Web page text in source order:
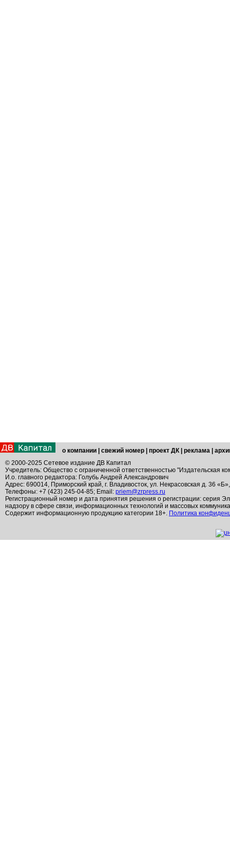
о компании свежий номер проект ДК реклама
© 2000-2025 Сетевое издание ДВ Капитал
Учредитель: Общество с ограниченной ответственностью "Издательская
И.о. главного редактора: Голубь Андрей Александрович
Адрес: 690014, Приморский край, г. Владивосток, ул. Некрасовская д. 36
Телефоны: +7 (423) 245-04-85; Email: priem@zrpress.ru
Регистрационный номер и дата принятия решения о регистрации: серия
надзору в сфере связи, информационных технологий и массовых
Содержит информационную продукцию категории 18+. Политика